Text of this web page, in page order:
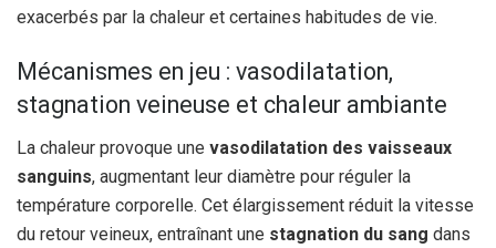
exacerbés par la chaleur et certaines habitudes de vie.
Mécanismes en jeu : vasodilatation,
stagnation veineuse et chaleur ambiante
La chaleur provoque une vasodilatation des vaisseaux
sanguins, augmentant leur diamètre pour réguler la
température corporelle. Cet élargissement réduit la vitesse
du retour veineux, entraînant une stagnation du sang dans